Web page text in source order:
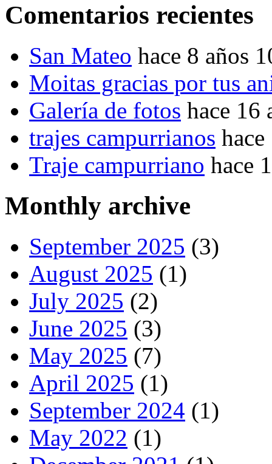
Comentarios recientes
San Mateo hace 8 años
Moitas gracias por tus
Galería de fotos hace 16
trajes campurrianos
Traje campurriano hace
Monthly archive
September 2025 (3)
August 2025 (1)
July 2025 (2)
June 2025 (3)
May 2025 (7)
April 2025 (1)
September 2024 (1)
May 2022 (1)